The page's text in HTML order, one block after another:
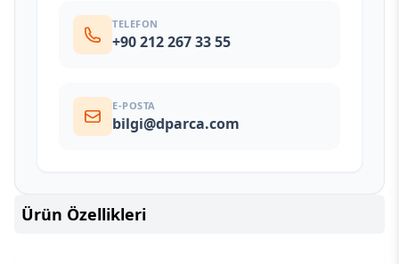
TELEFON
+90 212 267 33 55
E-POSTA
bilgi@dparca.com
Ürün Özellikleri